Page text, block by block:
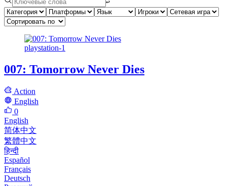
↩︎
playstation-1
007: Tomorrow Never Dies
Action
English
0
English
简体中文
繁體中文
हिन्दी
Español
Français
Deutsch